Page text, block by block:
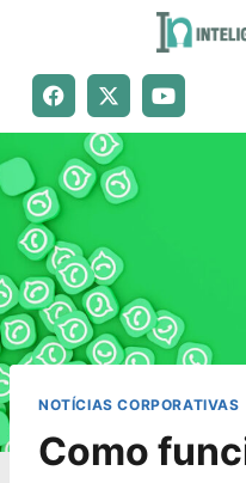
NOTÍCIAS CORPORATIVAS
Como